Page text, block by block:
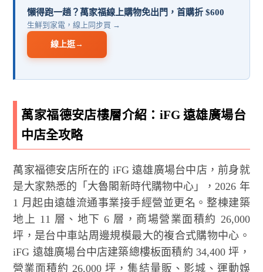
懶得跑一趟？萬家福線上購物免出門，首購折 $600
生鮮到家電，線上同步買 →
線上逛→
萬家福德安店樓層介紹：iFG 遠雄廣場台
中店全攻略
萬家福德安店所在的 iFG 遠雄廣場台中店，前身就
是大家熟悉的「大魯閣新時代購物中心」，2026 年
1 月起由遠雄流通事業接手經營並更名。整棟建築
地上 11 層、地下 6 層，商場營業面積約 26,000
坪，是台中車站周邊規模最大的複合式購物中心。
iFG 遠雄廣場台中店建築總樓板面積約 34,400 坪，
營業面積約 26,000 坪，集結量販、影城、運動娛